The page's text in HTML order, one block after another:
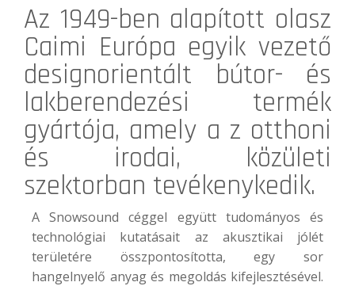
Az 1949-ben alapított olasz
Caimi Európa egyik vezető
designorientált bútor- és
lakberendezési termék
gyártója, amely a z otthoni
és irodai, közületi
szektorban tevékenykedik.
A Snowsound céggel együtt tudományos és
technológiai kutatásait az akusztikai jólét
területére összpontosította, egy sor
hangelnyelő anyag és megoldás kifejlesztésével.